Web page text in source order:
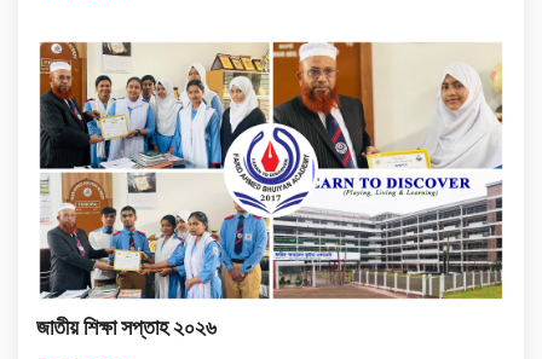
জাতীয় শিক্ষা সপ্তাহ ২০২৬